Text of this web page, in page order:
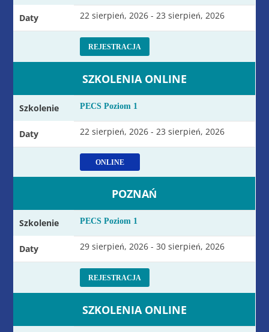
Daty 22 sierpień, 2026 - 23 sierpień, 2026
REJESTRACJA
SZKOLENIA ONLINE
Szkolenie PECS Poziom 1
Daty 22 sierpień, 2026 - 23 sierpień, 2026
ONLINE
POZNAŃ
Szkolenie PECS Poziom 1
Daty 29 sierpień, 2026 - 30 sierpień, 2026
REJESTRACJA
SZKOLENIA ONLINE